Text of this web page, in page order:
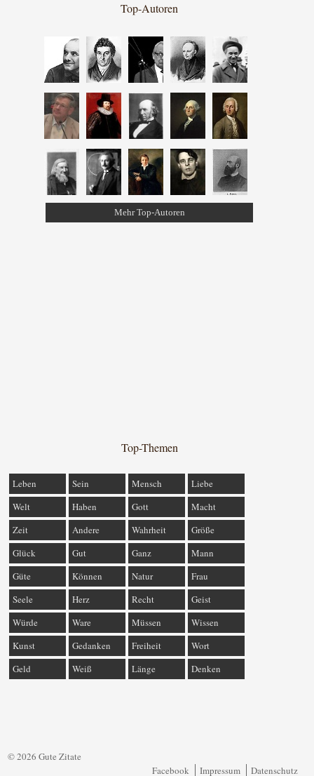
Top-Autoren
Mehr Top-Autoren
Top-Themen
Leben Sein Mensch
Liebe
Welt
Haben Gott
Macht
Zeit
Andere Wahrheit
Größe
Glück
Gut Ganz
Mann
Güte
Können Natur
Frau
Seele
Herz Recht
Geist
Würde
Ware Müssen
Wissen
Kunst
Gedanken Freiheit
Wort
Geld
Weiß Länge Denken
© 2026 Gute Zitate
Facebook
Impressum Datenschutz